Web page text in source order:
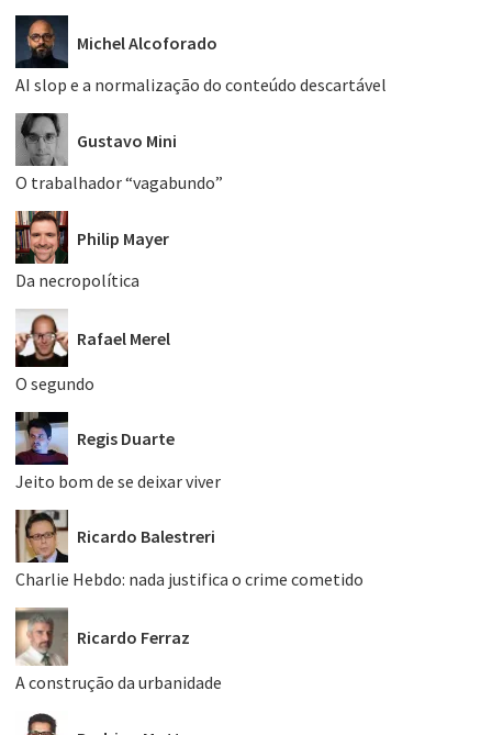
Michel Alcoforado
AI slop e a normalização do conteúdo descartável
Gustavo Mini
O trabalhador “vagabundo”
Philip Mayer
Da necropolítica
Rafael Merel
O segundo
Regis Duarte
Jeito bom de se deixar viver
Ricardo Balestreri
Charlie Hebdo: nada justifica o crime cometido
Ricardo Ferraz
A construção da urbanidade